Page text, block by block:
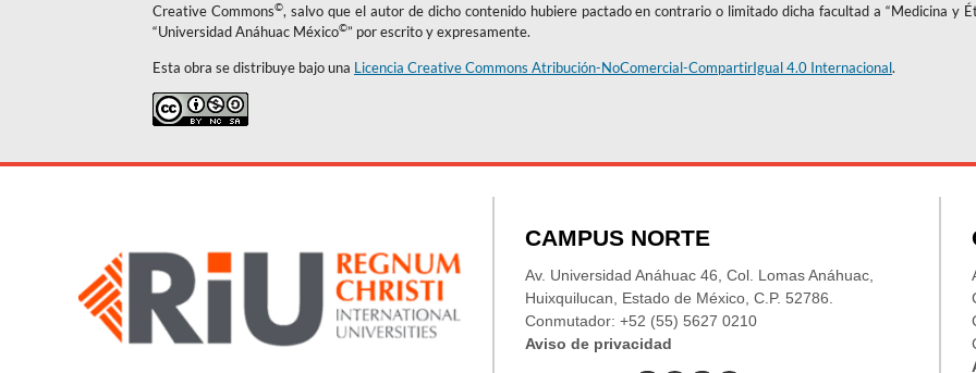
Creative Commons©, salvo que el autor de dicho contenido hubiere pactado en contrario o limitado dicha facultad a “Medicina y
“Universidad Anáhuac México©” por escrito y expresamente.
Esta obra se distribuye bajo una Licencia Creative Commons Atribución-NoComercial-CompartirIgual 4.0 Internacional.
CAMPUS NORTE
Av. Universidad Anáhuac 46, Col. Lomas Anáhuac,
Huixquilucan, Estado de México, C.P. 52786.
Conmutador: +52 (55) 5627 0210
Aviso de privacidad